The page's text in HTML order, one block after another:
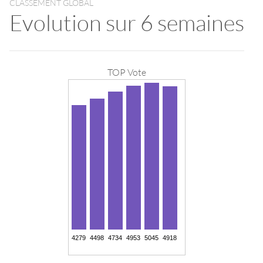
CLASSEMENT GLOBAL
Evolution sur 6 semaines
TOP Vote